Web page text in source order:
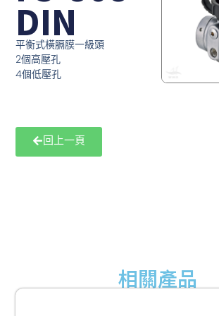
DIN
平衡式橫膈膜一級頭
2個高壓孔
4個低壓孔
回上一頁
相關產品